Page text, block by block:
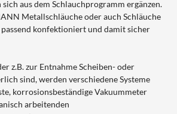
aus dem Schlauchprogramm ergänzen.
Metallschläuche oder auch Schläuche
konfektioniert und damit sicher
z.B. zur Entnahme Scheiben- oder
sind, werden verschiedene Systeme
korrosionsbeständige Vakuummeter
arbeitenden